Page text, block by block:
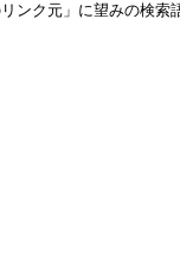
ンク元」に望みの検